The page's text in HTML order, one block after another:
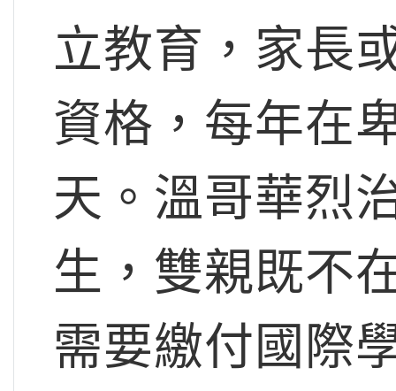
立教育，家長
資格，每年在
天。溫哥華烈
生，雙親既不
需要繳付國際